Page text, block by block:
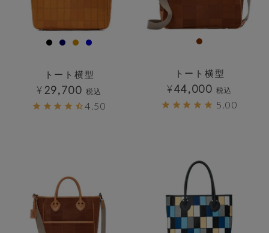
トート横型
¥ 29,700 税込
4.50
トート横型
¥44,000 税込
5.00